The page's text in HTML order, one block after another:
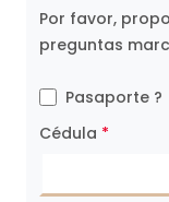
Por favor,
preguntas
Pasaporte ?
Cédula *